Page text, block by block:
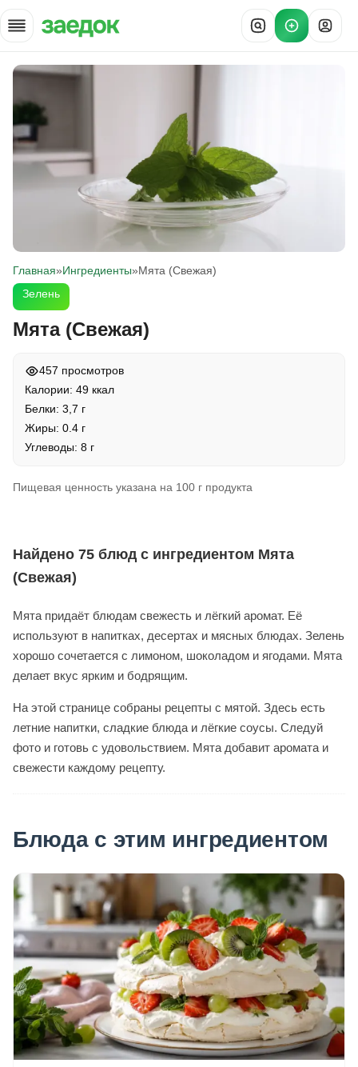
Главная»Ингредиенты»Мята (Свежая)
Зелень
Мята (Свежая)
457 просмотров
Калории: 49 ккал
Белки: 3,7 г
Жиры: 0.4 г
Углеводы: 8 г
Пищевая ценность указана на 100 г продукта
Найдено 75 блюд с ингредиентом Мята
(Свежая)
Мята придаёт блюдам свежесть и лёгкий аромат. Её
используют в напитках, десертах и мясных блюдах. Зелень
хорошо сочетается с лимоном, шоколадом и ягодами. Мята
делает вкус ярким и бодрящим.
На этой странице собраны рецепты с мятой. Здесь есть
летние напитки, сладкие блюда и лёгкие соусы. Следуй
фото и готовь с удовольствием. Мята добавит аромата и
свежести каждому рецепту.
Блюда с этим ингредиентом